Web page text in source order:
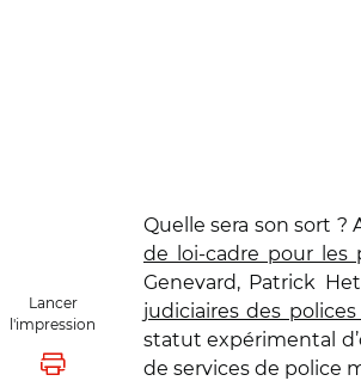
Lancer
l'impression
Lancer l'impression
Quelle sera son sort
de loi-cadre pour les
Genevard, Patrick
judiciaires des
statut expérimental
de services de police